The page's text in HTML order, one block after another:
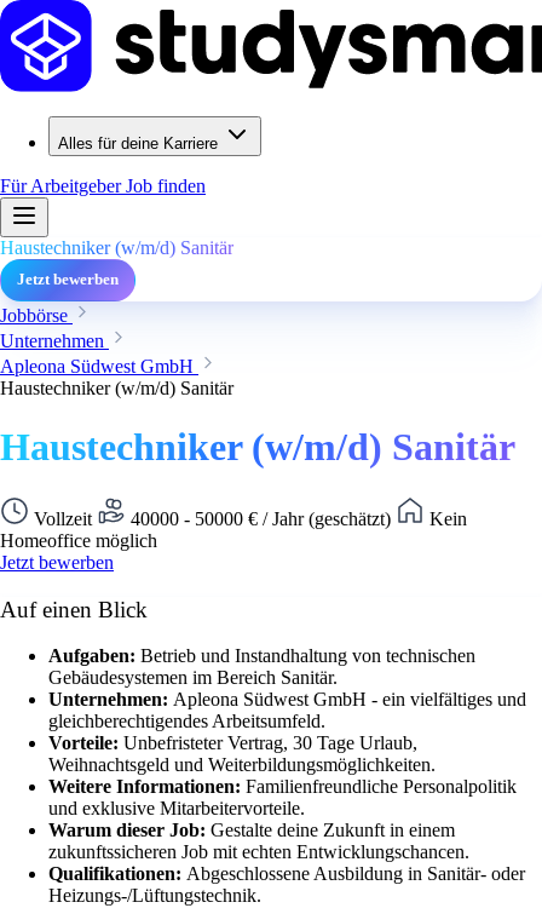
Alles für deine Karriere
Für ArbeitgeberJob finden
Haustechniker (w/m/d) Sanitär
Jetzt bewerben
Jobbörse
Unternehmen
Apleona Südwest GmbH
Haustechniker (w/m/d) Sanitär
Haustechniker (w/m/d) Sanitär
Vollzeit 40000 - 50000 € / Jahr (geschätzt)
Kein
Homeoffice möglich
Jetzt bewerben
Auf einen Blick
Aufgaben: Betrieb und Instandhaltung von technischen
Gebäudesystemen im Bereich Sanitär.
Unternehmen: Apleona Südwest GmbH - ein vielfältiges und
gleichberechtigendes Arbeitsumfeld.
Vorteile: Unbefristeter Vertrag, 30 Tage Urlaub,
Weihnachtsgeld und Weiterbildungsmöglichkeiten.
Weitere Informationen: Familienfreundliche Personalpolitik
und exklusive Mitarbeitervorteile.
Warum dieser Job: Gestalte deine Zukunft in einem
zukunftssicheren Job mit echten Entwicklungschancen.
Qualifikationen: Abgeschlossene Ausbildung in Sanitär- oder
Heizungs-/Lüftungstechnik.